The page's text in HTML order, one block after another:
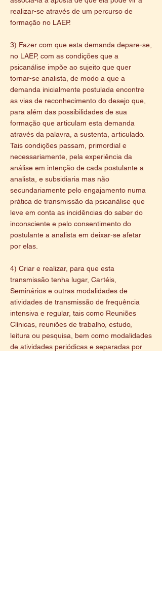
realizar-se através de um percurso de
formação no LAEP.
3) Fazer com que esta demanda depare-se,
no LAEP, com as condições que a
psicanálise impõe ao sujeito que quer
tornar-se analista, de modo a que a
demanda inicialmente postulada encontre
as vias de reconhecimento do desejo que,
para além das possibilidades de sua
formação que articulam esta demanda
através da palavra, a sustenta, articulado.
Tais condições passam, primordial e
necessariamente, pela experiência da
análise em intenção de cada postulante a
analista, e subsidiaria mas não
secundariamente pelo engajamento numa
prática de transmissão da psicanálise que
leve em conta as incidências do saber do
inconsciente e pelo consentimento do
postulante a analista em deixar-se afetar
por elas.
4) Criar e realizar, para que esta
transmissão tenha lugar, Cartéis,
Seminários e outras modalidades de
atividades de transmissão de frequência
intensiva e regular, tais como Reuniões
Clínicas, reuniões de trabalho, estudo,
leitura ou pesquisa, bem como modalidades
de atividades periódicas e separadas por